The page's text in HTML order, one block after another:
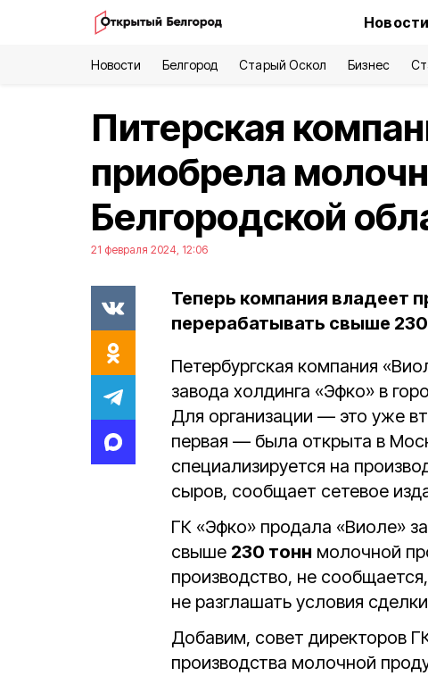
Новости Белгород Старый Оскол Бизнес
Питерская
приобрела
Белгородской
21 февраля 2024, 12:06
Теперь компания владеет
перерабатывать свыше
Петербургская компания
завода холдинга «Эфко» в
Для организации — это уже
первая — была открыта в
специализируется на
сыров, сообщает сетевое
ГК «Эфко» продала «Виоле»
свыше 230 тонн молочной
производство, не
не разглашать условия
Добавим, совет директоров
производства молочной